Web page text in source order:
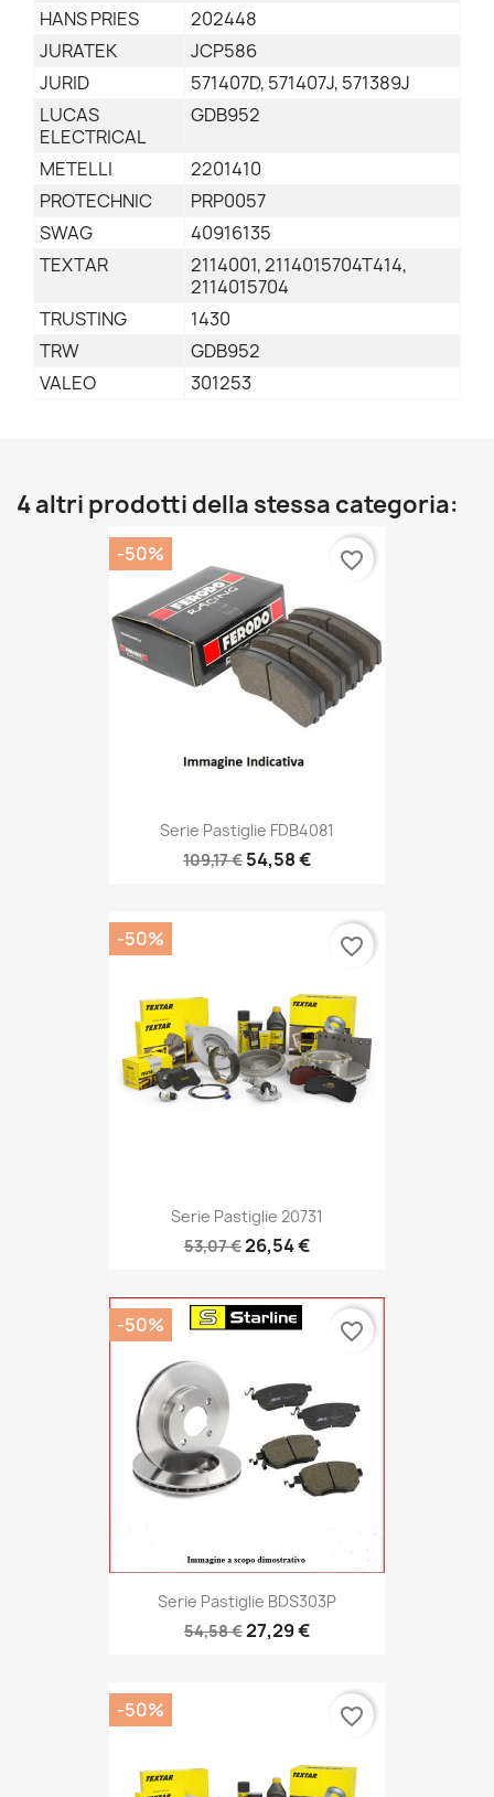
HANS PRIES
202448
JURATEK
JCP586
JURID
571407D, 571407J, 571389J
LUCAS
ELECTRICAL
GDB952
METELLI
2201410
PROTECHNIC
PRP0057
SWAG
40916135
TEXTAR
2114001, 2114015704T414,
2114015704
TRUSTING
1430
TRW
GDB952
VALEO
301253
4 altri prodotti della stessa categoria:
Serie Pastiglie FDB4081
109,17 € 54,58 €
-50% favorite_border
Serie Pastiglie 20731
53,07 €26,54 €
-50% favorite_border
Serie Pastiglie BDS303P
54,58 €27,29 €
-50% favorite_border
-50% favorite_border